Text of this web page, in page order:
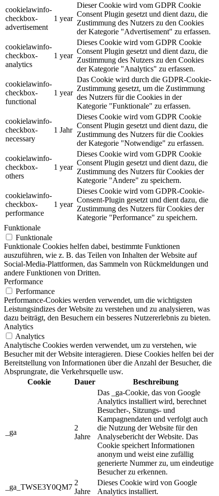
cookielawinfo-
checkbox-
advertisement
1 year
Dieser Cookie wird vom GDPR Cookie
Consent Plugin gesetzt und dient dazu, die
Zustimmung des Nutzers zu den Cookies
der Kategorie "Advertisement" zu erfassen.
cookielawinfo-
checkbox-
analytics
1 year
Dieses Cookie wird vom GDPR Cookie
Consent Plugin gesetzt und dient dazu, die
Zustimmung des Nutzers zu den Cookies
der Kategorie "Analytics" zu erfassen.
cookielawinfo-
checkbox-
functional
1 year
Das Cookie wird durch die GDPR-Cookie-
Zustimmung gesetzt, um die Zustimmung
des Nutzers für die Cookies in der
Kategorie "Funktionale" zu erfassen.
cookielawinfo-
checkbox-
necessary
1 Jahr
Dieses Cookie wird vom GDPR Cookie
Consent Plugin gesetzt und dient dazu, die
Zustimmung des Nutzers für die Cookies
der Kategorie "Notwendige" zu erfassen.
cookielawinfo-
checkbox-
others
1 year
Dieses Cookie wird vom GDPR Cookie
Consent Plugin gesetzt und dient dazu, die
Zustimmung des Nutzers für Cookies der
Kategorie "Andere" zu speichern.
cookielawinfo-
checkbox-
performance
1 year
Dieses Cookie wird vom GDPR-Cookie-
Consent-Plugin gesetzt und dient dazu, die
Zustimmung des Nutzers für Cookies der
Kategorie "Performance" zu speichern.
Funktionale
Funktionale
Funktionale Cookies helfen dabei, bestimmte Funktionen
auszuführen, wie z. B. das Teilen von Inhalten der Website auf
Social-Media-Plattformen, das Sammeln von Rückmeldungen und
andere Funktionen von Dritten.
Performance
Performance
Performance-Cookies werden verwendet, um die wichtigsten
Leistungsindizes der Website zu verstehen und zu analysieren, was
dazu beiträgt, den Besuchern ein besseres Nutzererlebnis zu bieten.
Analytics
Analytics
Analytische Cookies werden verwendet, um zu verstehen, wie
Besucher mit der Website interagieren. Diese Cookies helfen bei der
Bereitstellung von Informationen über die Anzahl der Besucher, die
Absprungrate, die Verkehrsquelle usw.
Cookie
Dauer Beschreibung
_ga
2
Jahre
Das _ga-Cookie, das von Google
Analytics installiert wird, berechnet
Besucher-, Sitzungs- und
Kampagnendaten und verfolgt auch
die Nutzung der Website für den
Analysebericht der Website. Das
Cookie speichert Informationen
anonym und weist eine zufällig
generierte Nummer zu, um eindeutige
Besucher zu erkennen.
_ga_TWSE3Y0QM7
2
Jahre
Dieses Cookie wird von Google
Analytics installiert.